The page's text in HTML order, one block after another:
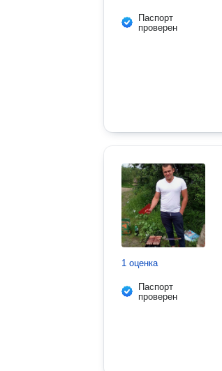
Паспорт
проверен
1 оценка
Паспорт
проверен